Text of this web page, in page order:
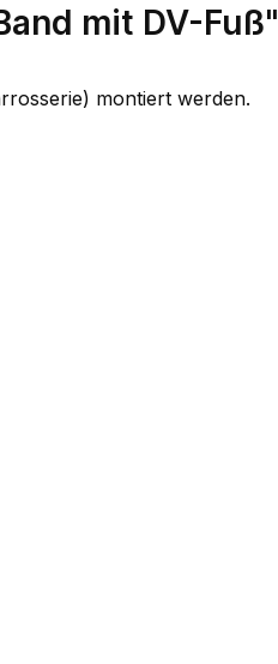
mit DV-Fuß"
montiert werden.